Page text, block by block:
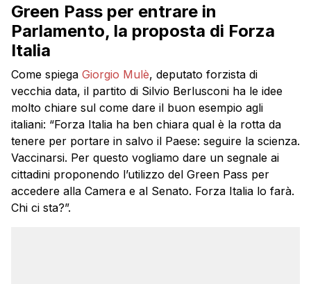
Green Pass per entrare in
Parlamento, la proposta di Forza
Italia
Come spiega Giorgio Mulè, deputato forzista di
vecchia data, il partito di Silvio Berlusconi ha le idee
molto chiare sul come dare il buon esempio agli
italiani: “Forza Italia ha ben chiara qual è la rotta da
tenere per portare in salvo il Paese: seguire la scienza.
Vaccinarsi. Per questo vogliamo dare un segnale ai
cittadini proponendo l’utilizzo del Green Pass per
accedere alla Camera e al Senato. Forza Italia lo farà.
Chi ci sta?”.